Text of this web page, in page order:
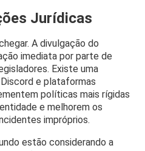
Jurídicas
A divulgação do
imediata por parte de
Existe uma
e plataformas
políticas mais rígidas
e melhorem os
impróprios.
estão considerando a